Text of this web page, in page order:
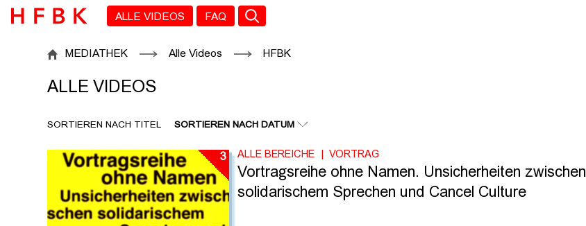
Zu den Filtern
Zur Metanavigation
Zur Hauptnavigation
Zur Suche
Zum Inhalt
Zum Seitenfuss ALLE VIDEOS FAQ
ALLE VIDEOS
MEDIATHEK Alle Videos HFBK
ALLE VIDEOS
SORTIEREN NACH TITEL SORTIEREN NACH DATUM
3 ALLE BEREICHE VORTRAG
Vortragsreihe ohne Namen. Unsicherheiten zwischen
solidarischem Sprechen und Cancel Culture